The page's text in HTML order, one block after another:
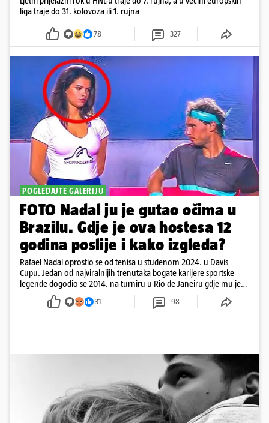
liga traje do 31. kolovoza ili 1. rujna
78 327
POGLEDAJTE GALERIJU
FOTO Nadal ju je gutao očima u
Brazilu. Gdje je ova hostesa 12
godina poslije i kako izgleda?
Rafael Nadal oprostio se od tenisa u studenom 2024. u Davis
Cupu. Jedan od najviralnijih trenutaka bogate karijere sportske
legende dogodio se 2014. na turniru u Rio de Janeiru gdje mu je
pažnju odvlačila ljepotica iza klupe
31 98